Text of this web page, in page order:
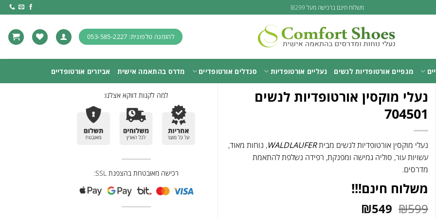
משלוח חינם ברכישה מעל ₪299
להזמנה טלפונית: 053-585-2227
מגפיים אורטופדיות לנשים נעליים אורטופדיות סנדלים אורטופדיים מדרס בהתאמה אישית אביזרים אורטופדיים
נעלי מוקסין אורטופדיות לנשים
704501
נעלי מוקסין אורטופדיות לנשים מביתWALDLAUFER, נוחות מאוד,
עשויות עור, סוליה גמישה ומפנקת, רפידה נשלפת להתאמת
מדרסים.
משלוח חינם!!!
₪599 המחיר
₪549
למה לקנות דווקא אצלנו:
רכישה מאובטחת בהצפנת SSL: